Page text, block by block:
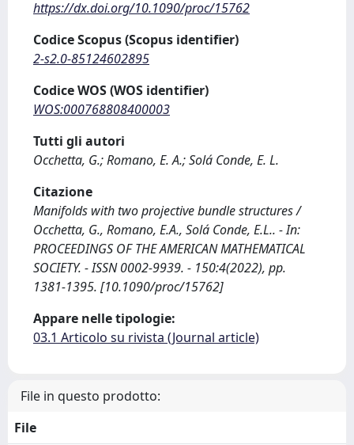
https://dx.doi.org/10.1090/proc/15762
Codice Scopus (Scopus identifier)
2-s2.0-85124602895
Codice WOS (WOS identifier)
WOS:000768808400003
Tutti gli autori
Occhetta, G.; Romano, E. A.; Solá Conde, E. L.
Citazione
Manifolds with two projective bundle structures /
Occhetta, G., Romano, E.A., Solá Conde, E.L.. - In:
PROCEEDINGS OF THE AMERICAN MATHEMATICAL
SOCIETY. - ISSN 0002-9939. - 150:4(2022), pp.
1381-1395. [10.1090/proc/15762]
Appare nelle tipologie:
03.1 Articolo su rivista (Journal article)
File in questo prodotto:
File